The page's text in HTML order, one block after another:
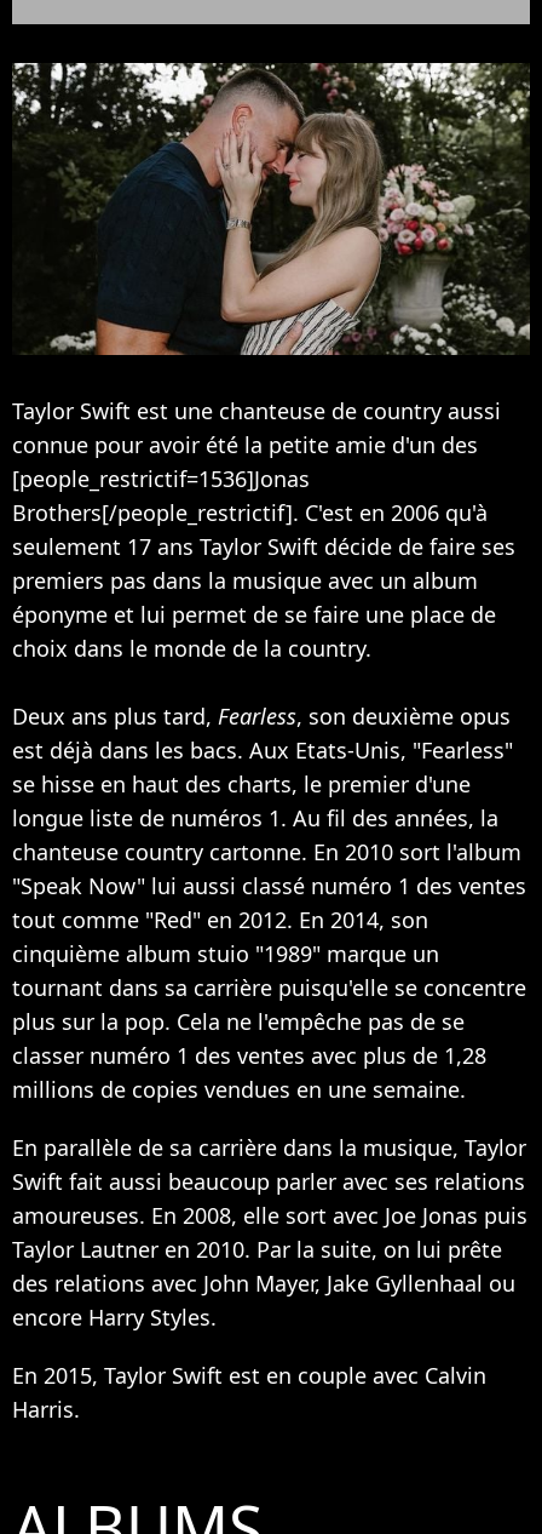
Taylor Swift est une chanteuse de country aussi
connue pour avoir été la petite amie d'un des
[people_restrictif=1536]Jonas
Brothers[/people_restrictif]. C'est en 2006 qu'à
seulement 17 ans Taylor Swift décide de faire ses
premiers pas dans la musique avec un album
éponyme et lui permet de se faire une place de
choix dans le monde de la country.
Deux ans plus tard, Fearless, son deuxième opus
est déjà dans les bacs. Aux Etats-Unis, "Fearless"
se hisse en haut des charts, le premier d'une
longue liste de numéros 1. Au fil des années, la
chanteuse country cartonne. En 2010 sort l'album
"Speak Now" lui aussi classé numéro 1 des ventes
tout comme "Red" en 2012. En 2014, son
cinquième album stuio "1989" marque un
tournant dans sa carrière puisqu'elle se concentre
plus sur la pop. Cela ne l'empêche pas de se
classer numéro 1 des ventes avec plus de 1,28
millions de copies vendues en une semaine.
En parallèle de sa carrière dans la musique, Taylor
Swift fait aussi beaucoup parler avec ses relations
amoureuses. En 2008, elle sort avec Joe Jonas puis
Taylor Lautner en 2010. Par la suite, on lui prête
des relations avec John Mayer, Jake Gyllenhaal ou
encore Harry Styles.
En 2015, Taylor Swift est en couple avec Calvin
Harris.